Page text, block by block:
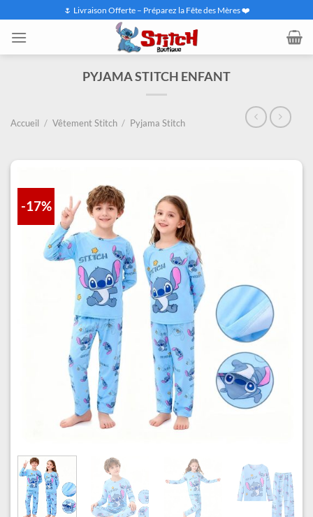
contenu
🌷 Livraison Offerte – Préparez la Fête des Mères ❤️
PYJAMA STITCH ENFANT
Accueil / Vêtement Stitch / Pyjama Stitch
-17%